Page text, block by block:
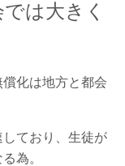
は大きく
化は地方と都会
ており、生徒が
為。